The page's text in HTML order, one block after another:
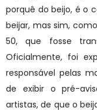
porquê do beijo, é o
beijar, mas sim,
50, que fosse
Oficialmente, foi
responsável pelas
de exibir o pré-
artistas, de que o